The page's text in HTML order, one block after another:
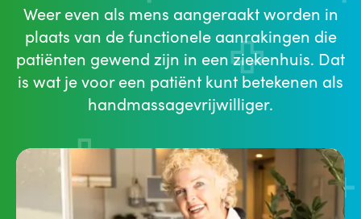
Weer even als mens aangeraakt worden in
plaats van de functionele aanrakingen die
patiënten gewend zijn in een ziekenhuis. Dat
is wat je voor een patiënt kunt betekenen als
handmassagevrijwilliger.